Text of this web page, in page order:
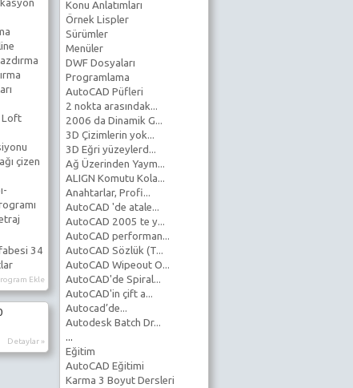
Konu Anlatımları
Örnek Lispler
Sürümler
Menüler
DWF Dosyaları
Programlama
AutoCAD Püfleri
2 nokta arasındak...
2006 da Dinamik G...
3D Çizimlerin yok...
3D Eğri yüzeylerd...
Ağ Üzerinden Yaym...
ALIGN Komutu Kola...
Anahtarlar, Profi...
AutoCAD 'de atale...
AutoCAD 2005 te y...
AutoCAD performan...
AutoCAD Sözlük (T...
AutoCAD Wipeout O...
AutoCAD'de Spiral...
AutoCAD'in çift a...
Autocad’de...
Autodesk Batch Dr...
...
Eğitim
AutoCAD Eğitimi
Karma 3 Boyut Dersleri
Loft
çizen
34
Ekle
Detaylar »